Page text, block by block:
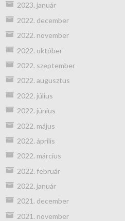
2023. január
2022. december
2022. november
2022. október
2022. szeptember
2022. augusztus
2022. július
2022. június
2022. május
2022. április
2022. március
2022. február
2022. január
2021. december
2021. november